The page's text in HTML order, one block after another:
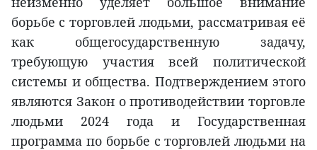
борьбе с торговлей людьми, рассматривая её
как общегосударственную задачу,
требующую участия всей политической
системы и общества. Подтверждением этого
являются Закон о противодействии торговле
людьми 2024 года и Государственная
программа по борьбе с торговлей людьми на